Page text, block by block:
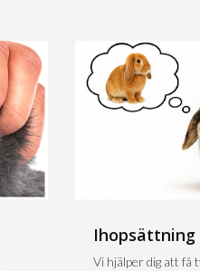
Ihopsättning
Vi hjälper dig att få